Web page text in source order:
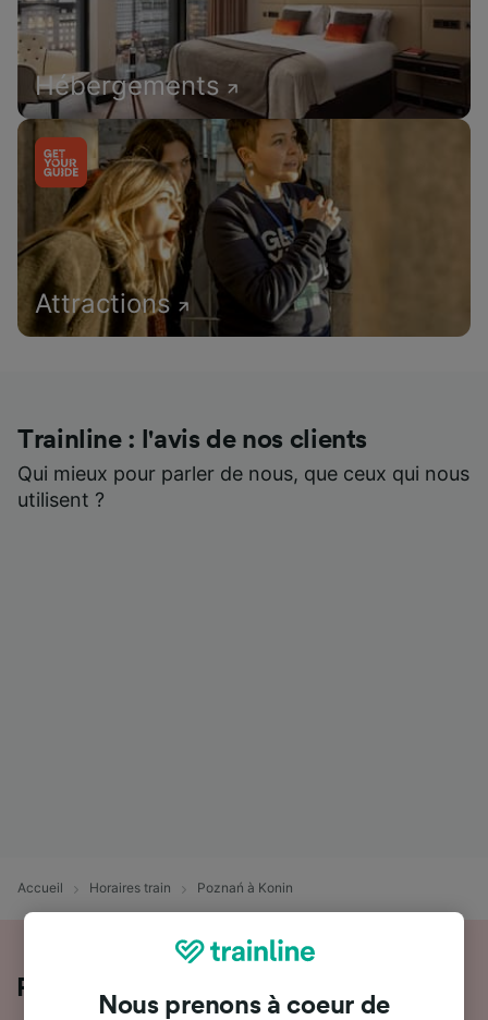
Hébergements
Attractions
Trainline : l'avis de nos clients
Qui mieux pour parler de nous, que ceux qui nous
utilisent ?
Accueil Horaires train Poznań à Konin
Prendre le train de Poznań à Konin
Nous prenons à coeur de